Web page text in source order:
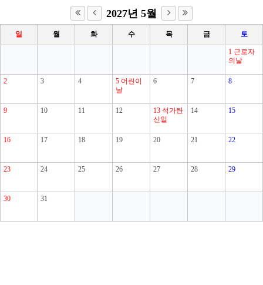
2027년 5월
일 월 화 수 목 금 토
1 근로자
의날
2 3 4 5 어린이
날
6 7 8
9 10 11 12 13 석가탄
신일
14 15
16 17 18 19 20 21 22
23 24 25 26 27 28 29
30 31